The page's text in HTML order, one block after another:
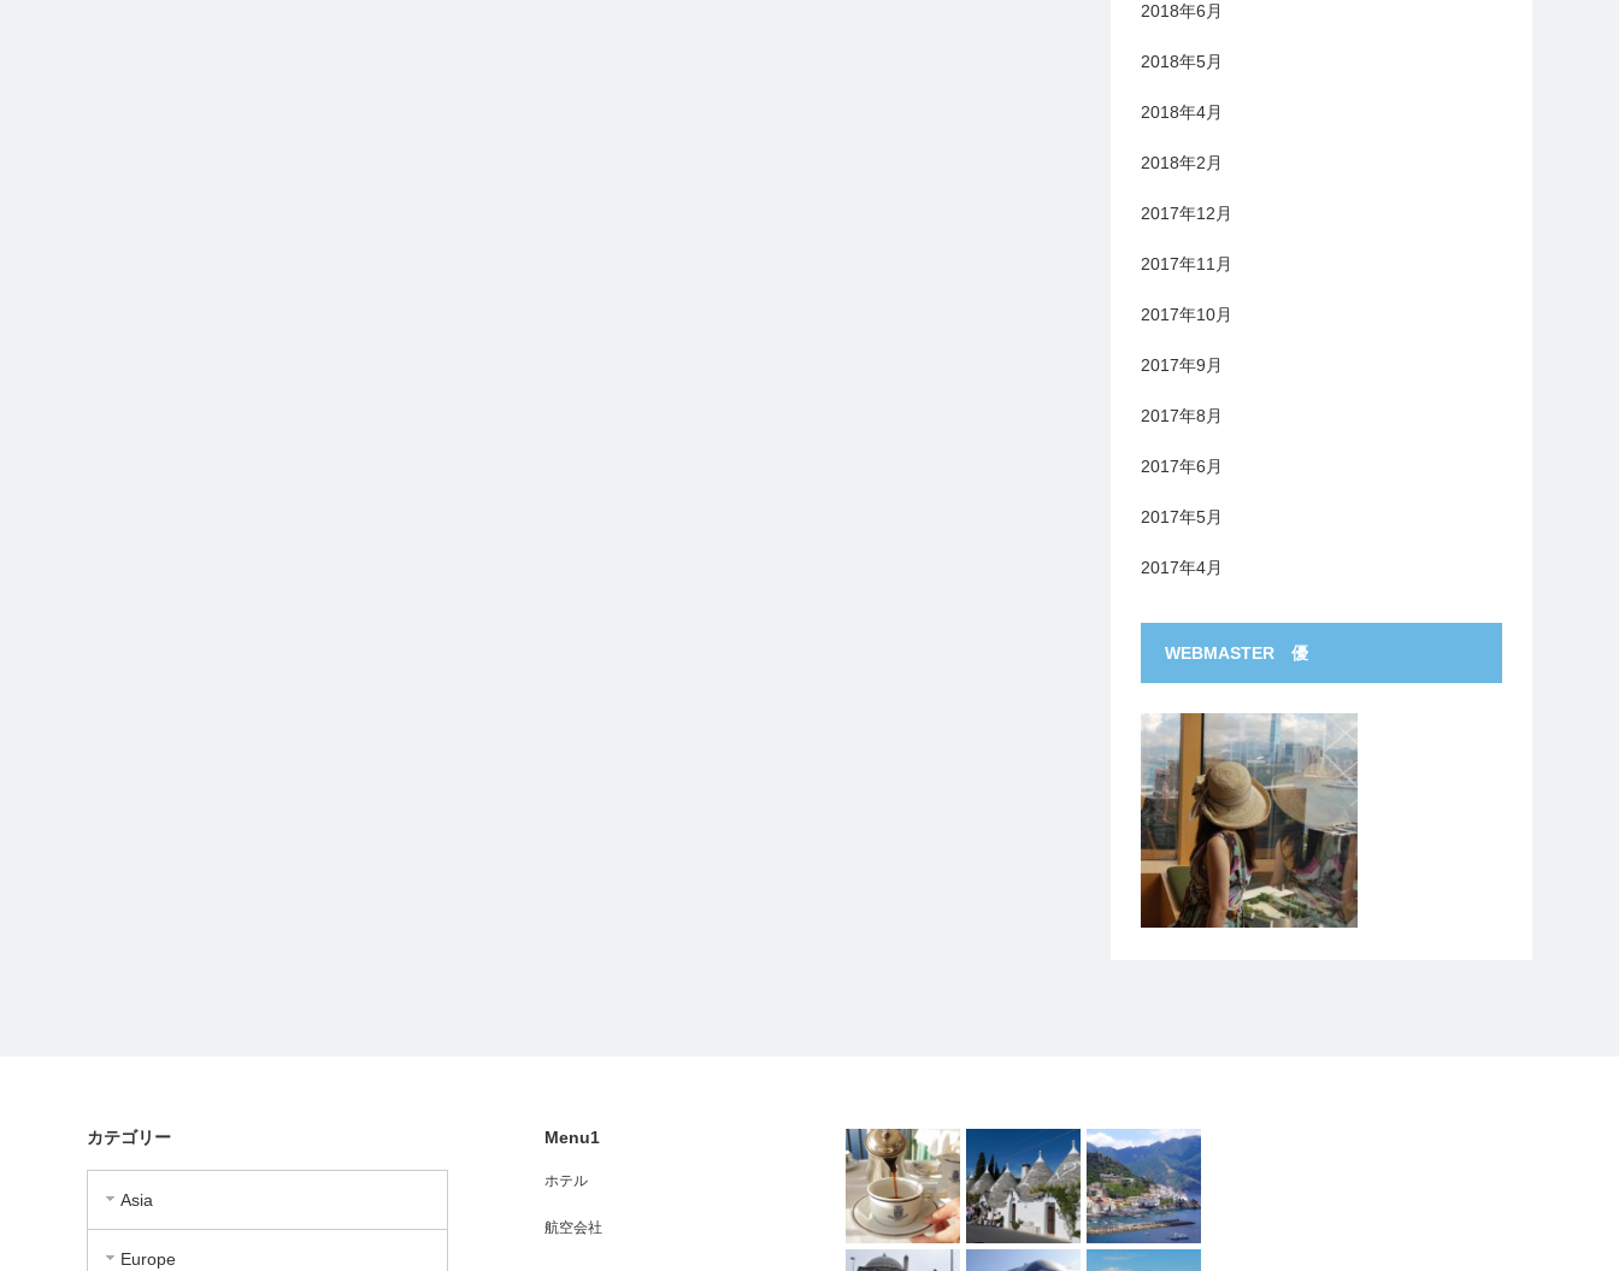
2018年6月
2018年5月
2018年4月
2018年2月
2017年12月
2017年11月
2017年10月
2017年9月
2017年8月
2017年6月
2017年5月
2017年4月
WEBMASTER 優
カテゴリー
Asia
Europe
Menu1
ホテル
航空会社